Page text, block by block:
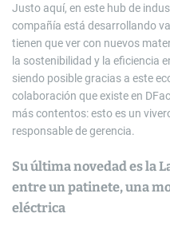
Justo aquí, en este hub de
compañía está desarrollando
tienen que ver con nuevos
la sostenibilidad y la eficiencia
siendo posible gracias a este
colaboración que existe en
más contentos: esto es un
responsable de gerencia.
Su última novedad es la
entre un patinete, una
eléctrica